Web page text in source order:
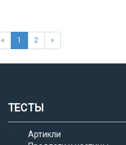
« 1 2 »
ТЕСТЫ
Артикли